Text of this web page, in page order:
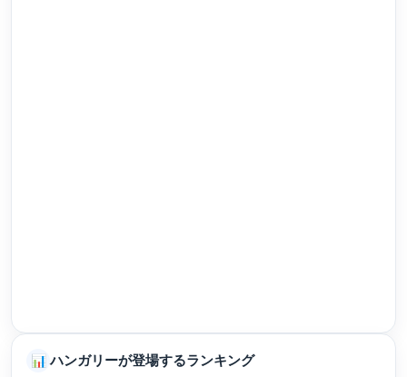
📊 ハンガリーが登場するランキング